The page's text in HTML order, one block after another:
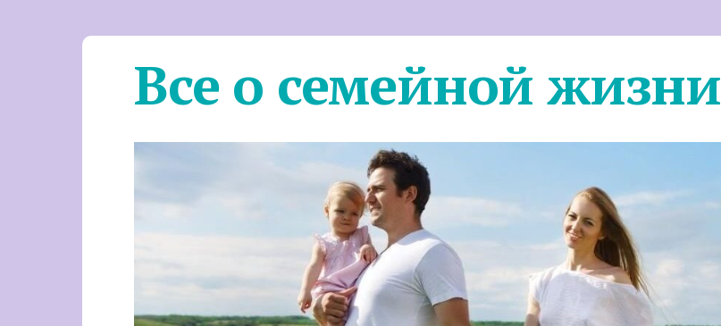
Все о семейной жизни